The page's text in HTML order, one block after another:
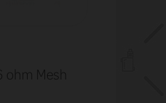
ohm Mesh